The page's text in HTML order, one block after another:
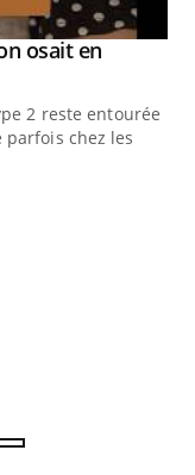
osait en
2 reste entourée
chez les